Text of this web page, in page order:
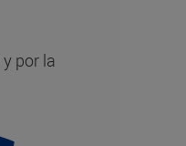
por la